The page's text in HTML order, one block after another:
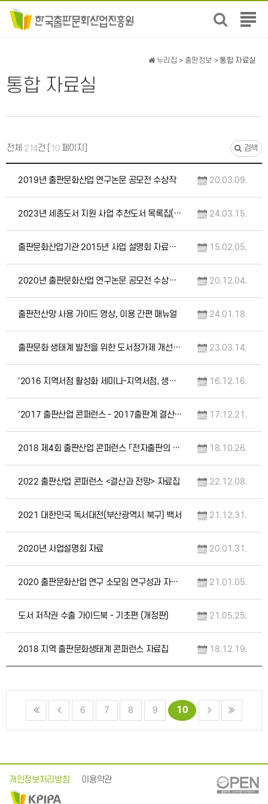
전
뉴
통합 자료실
누리집 > 출판정보 > 통합 자료실
전체 214건 [ 10페이지] 검색
2019년 출판문화산업 연구논문 공모전 수상작 20.03.09.
2023년 세종도서 지원 사업 추천도서 목록집(교양/학술 부문) 24.03.15.
출판문화산업기관 2015년 사업 설명회 자료집(한국출판문화산업진흥원) 15.02.05.
2020년 출판문화산업 연구논문 공모전 수상작 모음집 20.12.04.
출판전산망 사용 가이드 영상, 이용 간편 매뉴얼 24.01.18.
출판문화 생태계 발전을 위한 도서정가제 개선 방향 공개토론회 자료집 23.03.14.
'2016 지역서점 활성화 세미나-지역서점, 생존과 문화를 고민하다'자료집 16.12.16.
'2017 출판산업 콘퍼런스 - 2017출판계 결산 및 2018년 출판계 전망' 자료집 17.12.21.
2018 제4회 출판산업 콘퍼런스 「전자출판의 미래지향적 방향」 자료집 18.10.26.
2022 출판산업 콘퍼런스 <결산과 전망> 자료집 22.12.08.
2021 대한민국 독서대전(부산광역시 북구) 백서 21.12.31.
2020년 사업설명회 자료 20.01.31.
2020 출판문화산업 연구 소모임 연구성과 자료집 21.01.05.
도서 저작권 수출 가이드북 - 기초편 (개정판) 21.05.25.
2018 지역 출판문화생태계 콘퍼런스 자료집 18.12.19.
6 7 8 9 10
개인정보처리방침 이용약관